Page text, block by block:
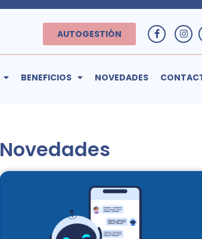
AUTOGESTIÓN
BENEFICIOS NOVEDADES
Novedades